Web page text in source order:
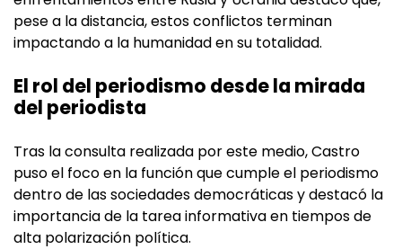
pese a la distancia, estos conflictos terminan
impactando a la humanidad en su totalidad.
El rol del periodismo desde la mirada
del periodista
Tras la consulta realizada por este medio, Castro
puso el foco en la función que cumple el periodismo
dentro de las sociedades democráticas y destacó la
importancia de la tarea informativa en tiempos de
alta polarización política.